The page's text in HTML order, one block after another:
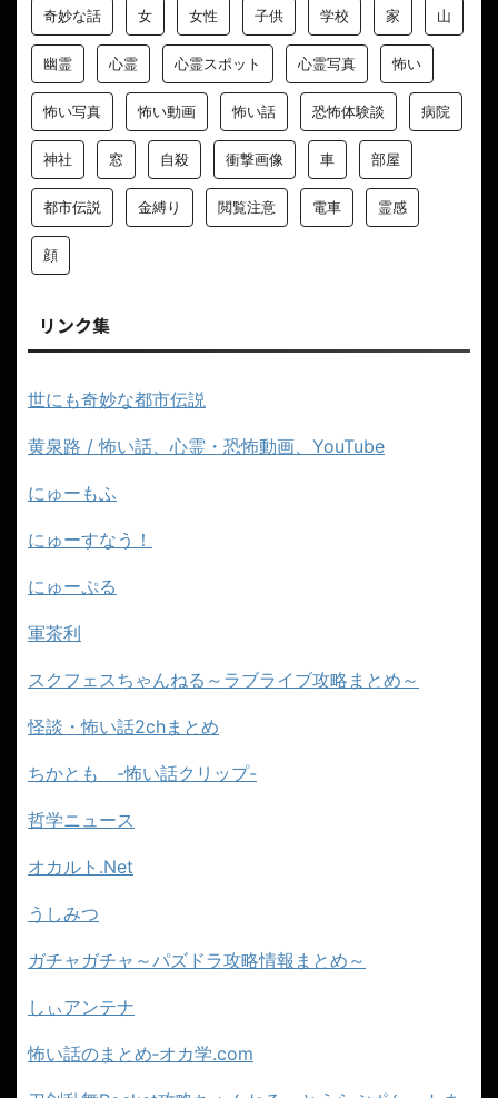
奇妙な話 女 女性 子供 学校 家 山
幽霊 心霊 心霊スポット 心霊写真 怖い
怖い写真 怖い動画 怖い話 恐怖体験談 病院
神社 窓 自殺 衝撃画像 車 部屋
都市伝説 金縛り 閲覧注意 電車 霊感
顔
リンク集
世にも奇妙な都市伝説
黄泉路 / 怖い話、心霊・恐怖動画、YouTube
にゅーもふ
にゅーすなう！
にゅーぷる
軍茶利
スクフェスちゃんねる～ラブライブ攻略まとめ～
怪談・怖い話2chまとめ
ちかとも -怖い話クリップ-
哲学ニュース
オカルト.Net
うしみつ
ガチャガチャ～パズドラ攻略情報まとめ～
しぃアンテナ
怖い話のまとめ‐オカ学.com